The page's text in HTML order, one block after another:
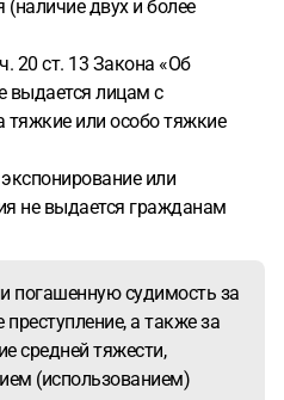
(наличие двух и более
20 ст. 13 Закона «Об
выдается лицам с
или особо тяжкие
или
не выдается гражданам
судимость за
а также за
средней тяжести,
(использованием)